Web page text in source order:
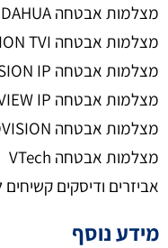
מצלמות אבטחה DAHUA
מצלמות אבטחה HIKVISION TVI
מצלמות אבטחה HIKVISION IP רשת
מצלמות אבטחה UNIVIEW IP רשת
מצלמות אבטחה PROVISION
מצלמות אבטחה VTech
אביזרים ודיסקים
מידע נוסף